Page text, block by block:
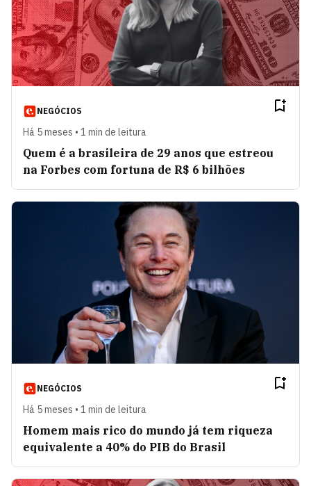
NEGÓCIOS
Há 5 meses • 1 min de leitura
Quem é a brasileira de 29 anos que estreou
na Forbes com fortuna de R$ 6 bilhões
NEGÓCIOS
Há 5 meses • 1 min de leitura
Homem mais rico do mundo já tem riqueza
equivalente a 40% do PIB do Brasil